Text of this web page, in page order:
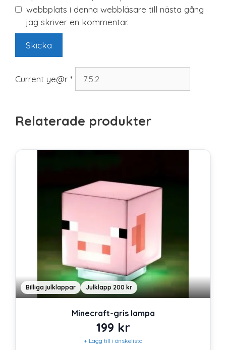
webbplats i denna webbläsare till nästa gång
jag skriver en kommentar.
Current ye@r *
Relaterade produkter
Billiga julklappar Julklapp 200 kr
Minecraft-gris lampa
199 kr
+ Lägg till i önskelista